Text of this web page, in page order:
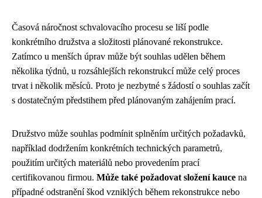
Časová náročnost schvalovacího procesu se liší podle
konkrétního družstva a složitosti plánované rekonstrukce.
Zatímco u menších úprav může být souhlas udělen během
několika týdnů, u rozsáhlejších rekonstrukcí může celý proces
trvat i několik měsíců. Proto je nezbytné s žádostí o souhlas začít
s dostatečným předstihem před plánovaným zahájením prací.
Družstvo může souhlas podmínit splněním určitých požadavků,
například dodržením konkrétních technických parametrů,
použitím určitých materiálů nebo provedením prací
certifikovanou firmou. Může také požadovat složení kauce na
případné odstranění škod vzniklých během rekonstrukce nebo